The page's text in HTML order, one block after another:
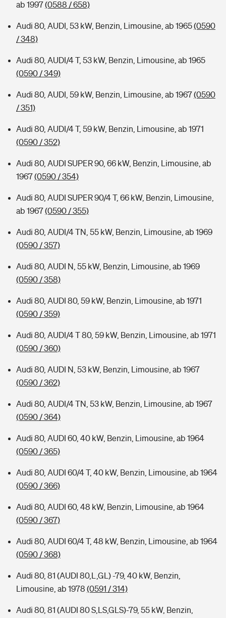
ab 1997(0588 / 658)
Audi 80, AUDI, 53 kW, Benzin, Limousine, ab 1965(0590
/ 348)
Audi 80, AUDI/4 T, 53 kW, Benzin, Limousine, ab 1965
(0590 / 349)
Audi 80, AUDI, 59 kW, Benzin, Limousine, ab 1967(0590
/ 351)
Audi 80, AUDI/4 T, 59 kW, Benzin, Limousine, ab 1971
(0590 / 352)
Audi 80, AUDI SUPER 90, 66 kW, Benzin, Limousine, ab
1967(0590 / 354)
Audi 80, AUDI SUPER 90/4 T, 66 kW, Benzin, Limousine,
ab 1967(0590 / 355)
Audi 80, AUDI/4 TN, 55 kW, Benzin, Limousine, ab 1969
(0590 / 357)
Audi 80, AUDI N, 55 kW, Benzin, Limousine, ab 1969
(0590 / 358)
Audi 80, AUDI 80, 59 kW, Benzin, Limousine, ab 1971
(0590 / 359)
Audi 80, AUDI/4 T 80, 59 kW, Benzin, Limousine, ab 1971
(0590 / 360)
Audi 80, AUDI N, 53 kW, Benzin, Limousine, ab 1967
(0590 / 362)
Audi 80, AUDI/4 TN, 53 kW, Benzin, Limousine, ab 1967
(0590 / 364)
Audi 80, AUDI 60, 40 kW, Benzin, Limousine, ab 1964
(0590 / 365)
Audi 80, AUDI 60/4 T, 40 kW, Benzin, Limousine, ab 1964
(0590 / 366)
Audi 80, AUDI 60, 48 kW, Benzin, Limousine, ab 1964
(0590 / 367)
Audi 80, AUDI 60/4 T, 48 kW, Benzin, Limousine, ab 1964
(0590 / 368)
Audi 80, 81 (AUDI 80,L,GL) -79, 40 kW, Benzin,
Limousine, ab 1978 (0591 / 314)
Audi 80, 81 (AUDI 80 S,LS,GLS)-79, 55 kW, Benzin,